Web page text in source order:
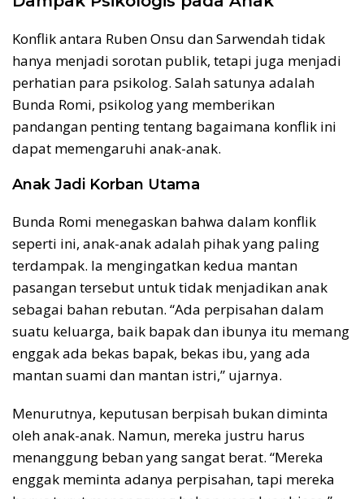
Konflik antara Ruben Onsu dan Sarwendah tidak
hanya menjadi sorotan publik, tetapi juga menjadi
perhatian para psikolog. Salah satunya adalah
Bunda Romi, psikolog yang memberikan
pandangan penting tentang bagaimana konflik ini
dapat memengaruhi anak-anak.
Anak Jadi Korban Utama
Bunda Romi menegaskan bahwa dalam konflik
seperti ini, anak-anak adalah pihak yang paling
terdampak. Ia mengingatkan kedua mantan
pasangan tersebut untuk tidak menjadikan anak
sebagai bahan rebutan. “Ada perpisahan dalam
suatu keluarga, baik bapak dan ibunya itu memang
enggak ada bekas bapak, bekas ibu, yang ada
mantan suami dan mantan istri,” ujarnya.
Menurutnya, keputusan berpisah bukan diminta
oleh anak-anak. Namun, mereka justru harus
menanggung beban yang sangat berat. “Mereka
enggak meminta adanya perpisahan, tapi mereka